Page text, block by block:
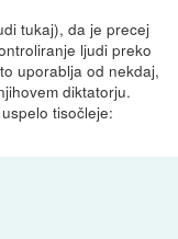
tukaj), da je precej
ljudi preko
uporablja od nekdaj,
diktatorju.
tisočleje: